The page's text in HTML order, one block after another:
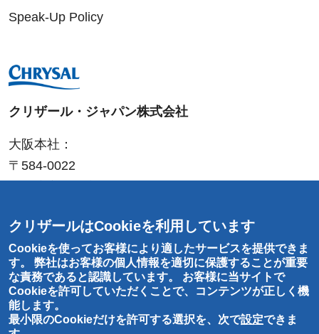
Speak-Up Policy
クリザール・ジャパン株式会社
大阪本社：
〒584-0022
F: 0721-25-8766
東京営業所：
〒143-0001
東京都大田区東海
クリザールはCookieを利用しています
Cookieを使ってお客様により適したサービスを提供できま
す。 弊社はお客様の個人情報を適切に保護することが重要
な責務であると認識しています。 お客様に当サイトで
Cookieを許可していただくことで、コンテンツが正しく機
能します。
最小限のCookieだけを許可する選択を、次で設定できま